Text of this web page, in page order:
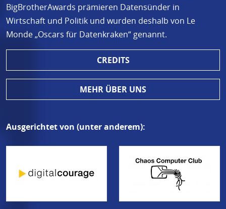
BigBrotherAwards prämieren Datensünder in
Wirtschaft und Politik und wurden deshalb von Le
Monde „Oscars für Datenkraken“ genannt.
CREDITS
MEHR ÜBER UNS
Ausgerichtet von (unter anderem):